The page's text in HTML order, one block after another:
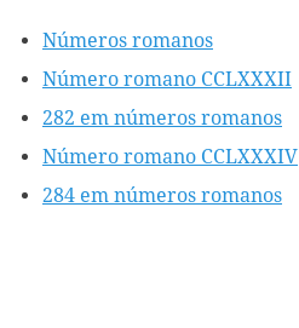
Números romanos
Número romano CCLXXXII
282 em números romanos
Número romano CCLXXXIV
284 em números romanos